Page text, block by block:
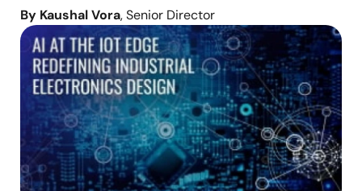
By Kaushal Vora, Senior Director